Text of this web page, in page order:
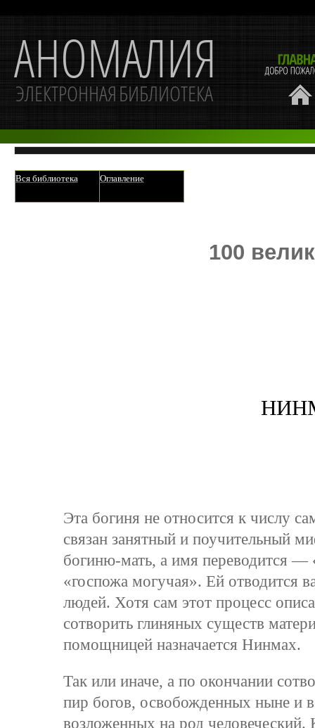
Вся библиотека Оглавление
100
Эта богиня не относится к числу
связан занятный и поучительный
богиню-мать, а имя переводится —
«госпожа могучая». Ей отводится
людей. Хотя сам этот процесс
сотворить глиняных существ
помощницей назначается Нинмах.
Так или иначе, а по окончании
пир богов, освобожденных ныне и
возложенных на род человеческий.